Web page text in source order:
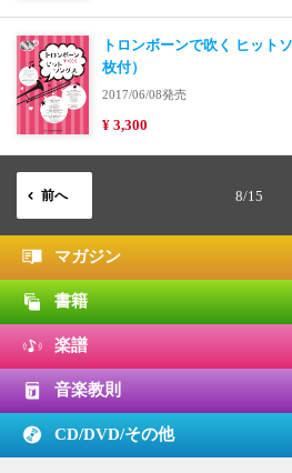
トロンボーンで吹く ヒット
枚付）
2017/06/08発売
¥ 3,300
前へ 8/15
マガジン
書籍
楽譜
音楽教則
CD/DVD/その他